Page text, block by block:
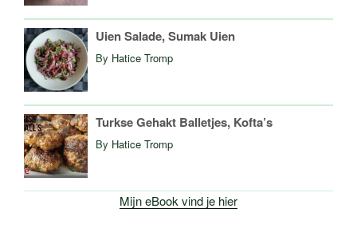
Uien Salade, Sumak Uien
By Hatice Tromp
Turkse Gehakt Balletjes, Kofta’s
By Hatice Tromp
Mijn eBook vind je hier